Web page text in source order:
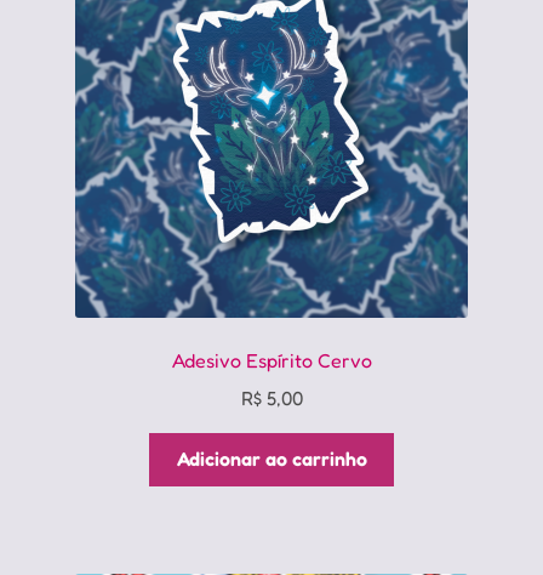
Adesivo Espírito Cervo
R$5,00
Adicionar ao carrinho